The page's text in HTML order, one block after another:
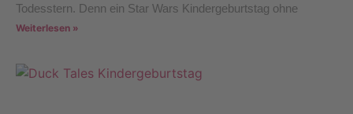
Todesstern. Denn ein Star Wars Kindergeburtstag ohne
Weiterlesen »